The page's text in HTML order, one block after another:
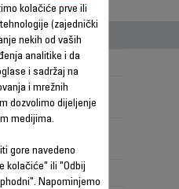
840-1000 W
1000
2
kolačiće prve ili
(zajednički
nekih od vaših
analitike i da
i sadržaj na
i mrežnih
dozvolimo dijeljenje
medijima.
gore navedeno
kolačiće" ili "Odbij
Napominjemo